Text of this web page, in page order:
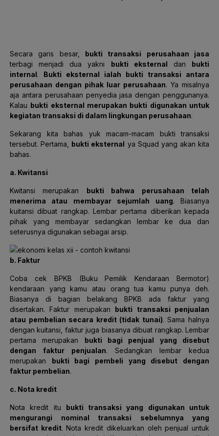
Secara garis besar, bukti transaksi perusahaan jasa
terbagi menjadi dua yakni bukti eksternal dan bukti
internal. Bukti eksternal ialah bukti transaksi antara
perusahaan dengan pihak luar perusahaan. Ya misalnya
aja antara perusahaan penyedia jasa dengan penggunanya.
Kalau bukti eksternal merupakan bukti digunakan untuk
kegiatan transaksi di dalam lingkungan perusahaan.
Sekarang kita bahas yuk macam-macam bukti transaksi
tersebut. Pertama, bukti eksternal ya Squad yang akan kita
bahas.
a. Kwitansi
Kwitansi merupakan bukti bahwa perusahaan telah
menerima atau membayar sejumlah uang. Biasanya
kuitansi dibuat rangkap. Lembar pertama diberikan kepada
pihak yang membayar sedangkan lembar ke dua dan
seterusnya digunakan sebagai arsip.
b. Faktur
Coba cek BPKB (Buku Pemilik Kendaraan Bermotor)
kendaraan yang kamu atau orang tua kamu punya deh.
Biasanya di bagian belakang BPKB ada faktur yang
disertakan. Faktur merupakan bukti transaksi penjualan
atau pembelian secara kredit (tidak tunai). Sama halnya
dengan kuitansi, faktur juga biasanya dibuat rangkap. Lembar
pertama merupakan bukti bagi penjual yang disebut
dengan faktur penjualan. Sedangkan lembar kedua
merupakan bukti bagi pembeli yang disebut dengan
faktur pembelian.
c. Nota kredit
Nota kredit itu bukti transaksi yang digunakan untuk
mengurangi nominal transaksi sebelumnya yang
bersifat kredit. Nota kredit dikeluarkan oleh penjual untuk